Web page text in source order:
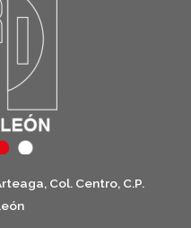
Col. Centro, C.P.